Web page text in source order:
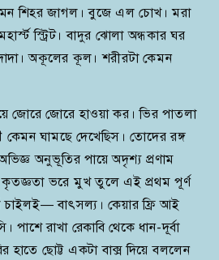
শিহর জাগল। বুজে এল চোখ। মরা
স্ট্রিট। বাদুর ঝোলা অন্ধকার ঘর
দাদা। অকূলের কূল। শরীরটা কেমন
জোরে জোরে হাওয়া কর। ভির পাতলা
ঘামছে দেখেছিস। তোদের রঙ্গ
অনুভূতির পায়ে অদৃশ্য প্রণাম
কৃতজ্ঞতা ভরে মুখ তুলে এই প্রথম পূর্ণ
চাইলই— বাৎসল্য। কেয়ার ফ্রি আই
পাশে রাখা রেকাবি থেকে ধান-দূর্বা
হাতে ছোট্ট একটা বাক্স দিয়ে বললেন